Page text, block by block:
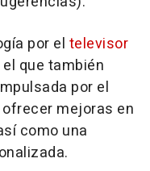
por el televisor
el que también
por el
mejoras en
como una